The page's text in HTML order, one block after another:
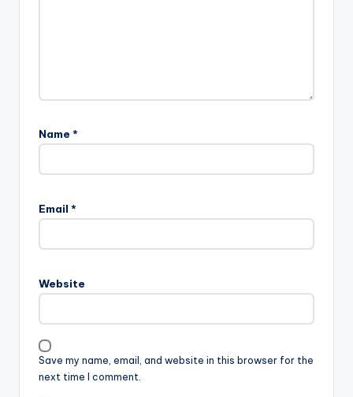
Name *
Email *
Website
Save my name, email, and website in this browser for the
next time I comment.